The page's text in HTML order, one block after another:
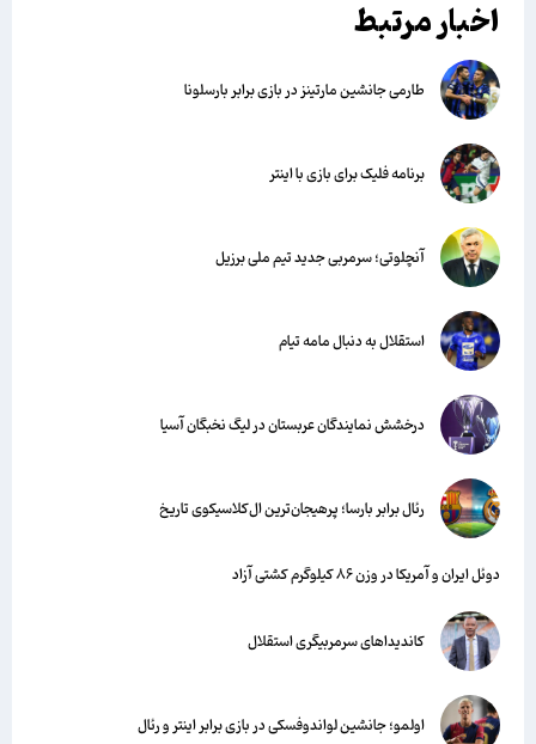
اخبار مرتبط
طارمی جانشین مارتینز در بازی برابر بارسلونا
برنامه فلیک برای بازی با اینتر
آنچلوتی؛ سرمربی جدید تیم ملی برزیل
استقلال به دنبال مامه تیام
درخشش نمایندگان عربستان در لیگ نخبگان آسیا
رئال برابر بارسا؛ پرهیجان‌‌ترین ال‌کلاسیکوی تاریخ
دوئل ایران و آمریکا در وزن ۸۶ کیلوگرم کشتی آزاد
کاندیداهای سرمربیگری استقلال
اولمو؛ جانشین لواندوفسکی در بازی برابر اینتر و رئال